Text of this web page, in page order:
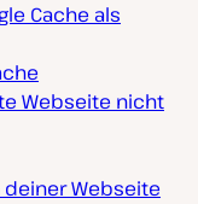
Cache als
Webseite nicht
Webseite